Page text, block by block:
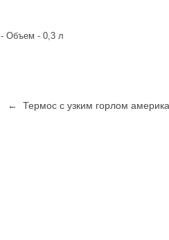
- Объем - 0,3 л
← Термос с узким горлом